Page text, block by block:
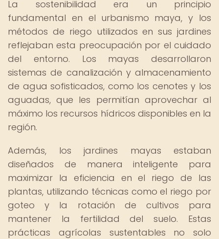
La sostenibilidad era un principio
fundamental en el urbanismo maya, y los
métodos de riego utilizados en sus jardines
reflejaban esta preocupación por el cuidado
del entorno. Los mayas desarrollaron
sistemas de canalización y almacenamiento
de agua sofisticados, como los cenotes y los
aguadas, que les permitían aprovechar al
máximo los recursos hídricos disponibles en la
región.
Además, los jardines mayas estaban
diseñados de manera inteligente para
maximizar la eficiencia en el riego de las
plantas, utilizando técnicas como el riego por
goteo y la rotación de cultivos para
mantener la fertilidad del suelo. Estas
prácticas agrícolas sustentables no solo